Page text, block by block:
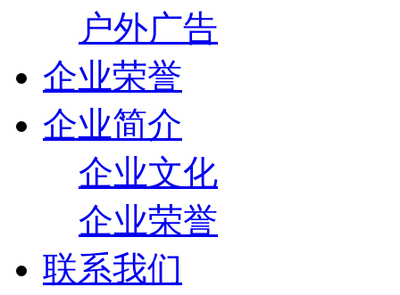
户外广告
企业荣誉
企业简介
企业文化
企业荣誉
联系我们